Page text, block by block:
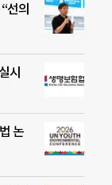
선의
시
논